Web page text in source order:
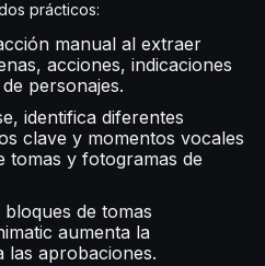
prácticos:
manual al extraer
acciones, indicaciones
personajes.
identifica diferentes
clave y momentos vocales
tomas y fotogramas de
de tomas
aumenta la
las aprobaciones.